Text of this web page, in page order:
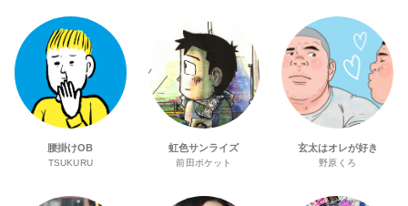
腰掛けOB
TSUKURU
虹色サンライズ
前田ポケット
玄太はオレが好き
野原くろ